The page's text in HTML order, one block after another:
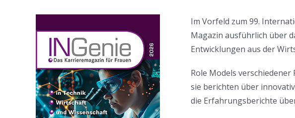
Im Vorfeld zum 99.
Magazin ausführlich über
Entwicklungen aus der
Role Models
sie berichten über
die Erfahrungsberichte